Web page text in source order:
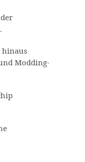
hinaus
Modding-